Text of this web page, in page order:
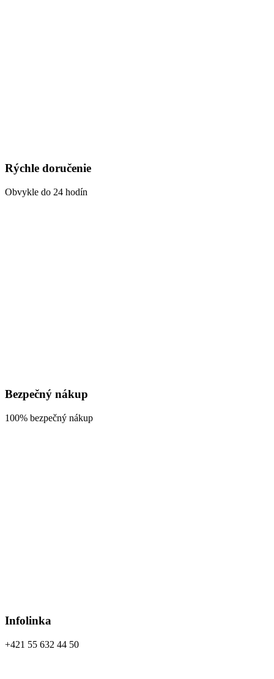
Rýchle doručenie
Obvykle do 24 hodín
Bezpečný nákup
100% bezpečný nákup
Infolinka
+421 55 632 44 50